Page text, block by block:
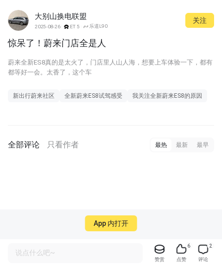
大别山换电联盟
2025-08-26 ET5 乐道L90
关注
惊呆了！蔚来门店全是人
蔚来全新ES8真的是太火了，门店里人山人海，想要上车体验一下，都有
都等好一会。太香了，这个车
新出行蔚来社区 全新蔚来ES8试驾感受 我关注全新蔚来ES8的原因
全部评论 只看作者 最热 最新 最早
说点什么吧~
赞赏
6
点赞
2
评论
App 内打开